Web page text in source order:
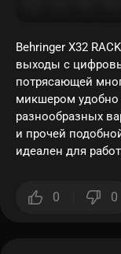
Behringer X32
выходы с
потрясающей
микшером удобно
разнообразных
и прочей
идеален для
0 0